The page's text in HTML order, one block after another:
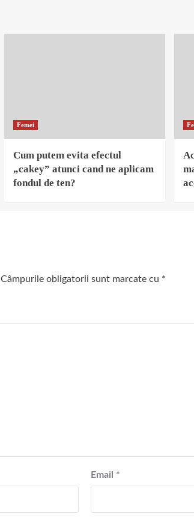
Femei
Cum putem evita efectul
„cakey” atunci cand ne aplicam
fondul de ten?
Câmpurile obligatorii sunt marcate cu *
Email *